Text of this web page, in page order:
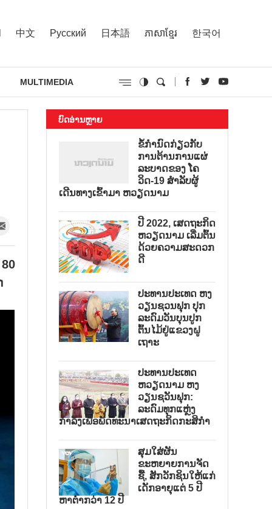
中文 Русский 日本語 ភាសាខ្មែរ 한국어
MULTIMEDIA
ບົດອ່ານຫຼາຍ
ຂໍ້ກຳນົດກ່ຽວກັບ
ການຕ້ານການແຜ່
ລະບາດຂອງ ໂຄ
ວິດ-19 ສຳລັບຜູ້
ເດີນທາງເຂົ້າມາ ຫວຽດນາມ
ປີ 2022, ເສດຖະກິດ
ຫວຽດນາມ ເລີ່ມຕົ້ນ
ດ້ວຍຄວາມສະດວກ
ດີ
ປະທານປະເທດ ຫງ
ວຽນຊວນຟຸກ ປຸກ
ລະດົມວັນບຸນປູກ
ຕົ້ນໄມ້ຢູ່ແຂວງຝູ
ເຖາະ
ປະທານປະເທດ
ຫວຽດນາມ ຫງ
ວຽນຊວັນຟຸກ:
ລະດົມທຸກແຫຼ່ງ
ກຳລັງເພື່ອພັດທະນາເສດຖະກິດກະສິກຳ
ສຸມໃສ່ຜັນ
ຂະຫຍາຍການຈັດ
ຊື້, ສັກວັກຊິນໃຫ້ແກ່
ເດັກອາຍຸແຕ່ 5 ປີ
ຫາຕ່ຳກວ່າ 12 ປີ